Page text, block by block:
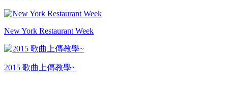
New York Restaurant Week
2015 歌曲上傳教學~